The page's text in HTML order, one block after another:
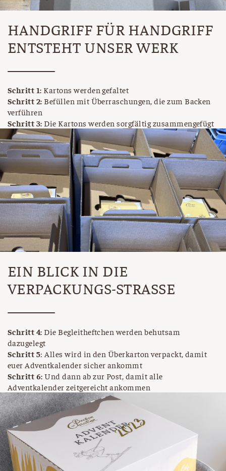
HANDGRIFF FÜR HANDGRIFF
ENTSTEHT UNSER WERK
Schritt 1: Kartons werden gefaltet
Schritt 2: Befüllen mit Überraschungen, die zum Backen
verführen
Schritt 3: Die Kartons werden sorgfältig zusammengefügt
EIN BLICK IN DIE
VERPACKUNGS-STRASSE
Schritt 4: Die Begleitheftchen werden behutsam
dazugelegt
Schritt 5: Alles wird in den Überkarton verpackt, damit
euer Adventkalender sicher ankommt
Schritt 6: Und dann ab zur Post, damit alle
Adventkalender zeitgereicht ankommen